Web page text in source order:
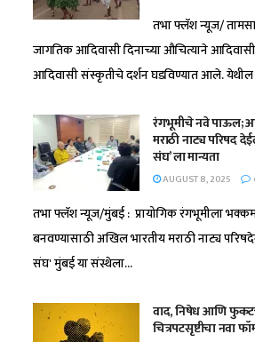
तभा फ्लॅश न्यूज/
जागतिक आदिवासी दिनाच्या औचित्याने
आदिवासी संस्कृतीचे दर्शन घडविण्यात आले. येथील
रंगभूमीचे नवे पाऊल;
मराठी नाट्य परिषद
संघ’ ला मान्यता
AUGUST 8, 2025
तभा फ्लॅश न्यूज/मुंबई : प्रायोगिक रंगभूमीला
बनवण्यासाठी अखिल भारतीय मराठी नाट्य
संघ' मुंबई या संस्थेला...
वाद, निषेध आणि
चित्रपटसृष्टीचा नवा